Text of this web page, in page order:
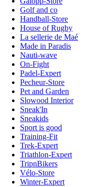
Golf and co
Handball-Store
House of Rugby
La sellerie de Maé
Made in Paradis
Nauti-wave
On-Fight
Padel-Expert
Pecheur-Store
Pet and Garden
Slowood Interior
Sneak'In
Sneakids
Sport is good
Training-Fit
Trek-Expert
Triathlon-Expert
TripnBikers
Vélo-Store
Winter-Expert